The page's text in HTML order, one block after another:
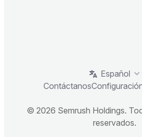
Español
Contáctanos
© 2026 Semrush Holdings.
reservados.